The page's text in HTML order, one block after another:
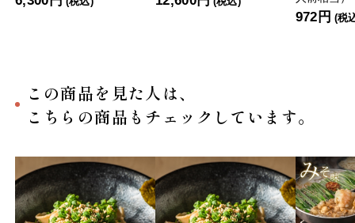
972円 (税
この商品を見た人は、
こちらの商品もチェックしています。